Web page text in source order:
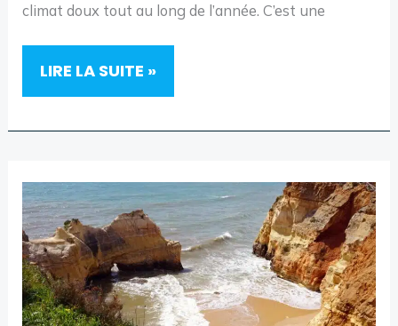
climat doux tout au long de l’année. C’est une
BUS
ALGARVE
LE
DE
DÉCOUVRIR
LA
RÉGION
LIRE LA SUITE »